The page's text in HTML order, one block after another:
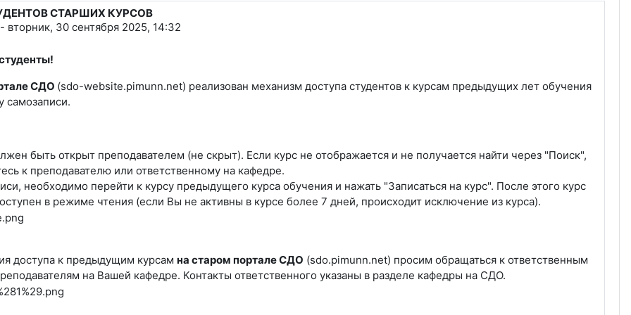
СТАРШИХ КУРСОВ
вторник, 30 сентября 2025, 14:32
0
СДО (sdo-website.pimunn.net) реализован механизм доступа студентов к курсам предыдущих лет обучения
самозаписи.
быть открыт преподавателем (не скрыт). Если курс не отображается и не получается найти через "Поиск",
к преподавателю или ответственному на кафедре.
необходимо перейти к курсу предыдущего курса обучения и нажать "Записаться на курс". После этого курс
в режиме чтения (если Вы не активны в курсе более 7 дней, происходит исключение из курса).
доступа к предыдущим курсам на старом портале СДО (sdo.pimunn.net) просим обращаться к ответственным
на Вашей кафедре. Контакты ответственного указаны в разделе кафедры на СДО.